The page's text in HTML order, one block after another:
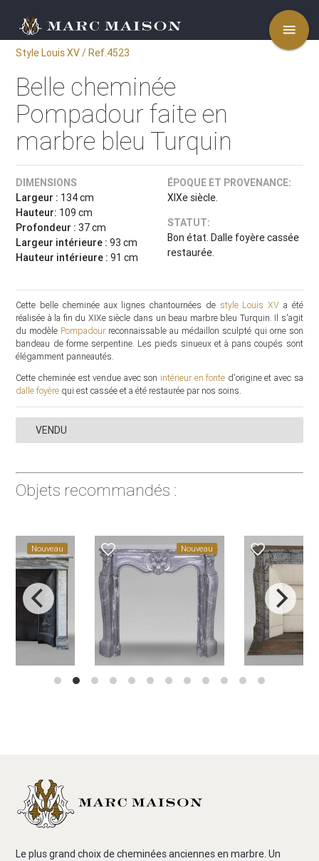
menu
Style Louis XV / Ref.4523
Belle cheminée
Pompadour faite en
marbre bleu Turquin
DIMENSIONS
Largeur : 134 cm
Hauteur: 109 cm
Profondeur : 37 cm
Largeur intérieure :93 cm
Hauteur intérieure :91 cm
ÉPOQUE ET PROVENANCE:
XIXe siècle.
STATUT:
Bon état. Dalle foyère cassée
restaurée.
Cette belle cheminée aux lignes chantournées de style Louis XV a été
réalisée à la fin du XIXe siècle dans un beau marbre bleu Turquin. Il s'agit
du modèle Pompadourreconnaissable au médaillon sculpté qui orne son
bandeau de forme serpentine. Les pieds sinueux et à pans coupés sont
élégamment panneautés.
Cette cheminée est vendue avec son intérieur en fonte d'origine et avec sa
dalle foyère qui est cassée et a été restaurée par nos soins.
VENDU
Objets recommandés :
Nouveau favorite_border Nouveau favorite_border
Le plus grand choix de cheminées anciennes en marbre. Un